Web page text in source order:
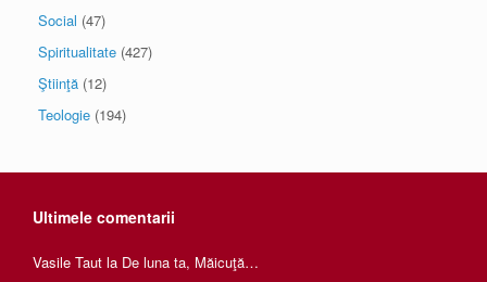
Social (47)
Spiritualitate (427)
Ştiinţă (12)
Teologie (194)
Ultimele comentarii
Vasile Taut la De luna ta, Măicuţă…